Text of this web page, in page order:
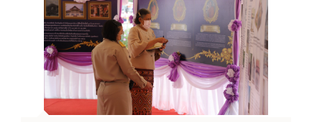
ทั่วไป ๕. หัวหน้าพิพิภัณฑสถานแห่งชาติชัยนาทมุนี ๖. หัวหน้า
อุทยานประวัติศาสตร์ศรีเทพ ณ ห้องประชุมสำนักศิลปากรที่ ๔
ลพบุรี ตำบลท่าหิน อำเภอเมืองลพบุรี จังหวัดลพบุรี